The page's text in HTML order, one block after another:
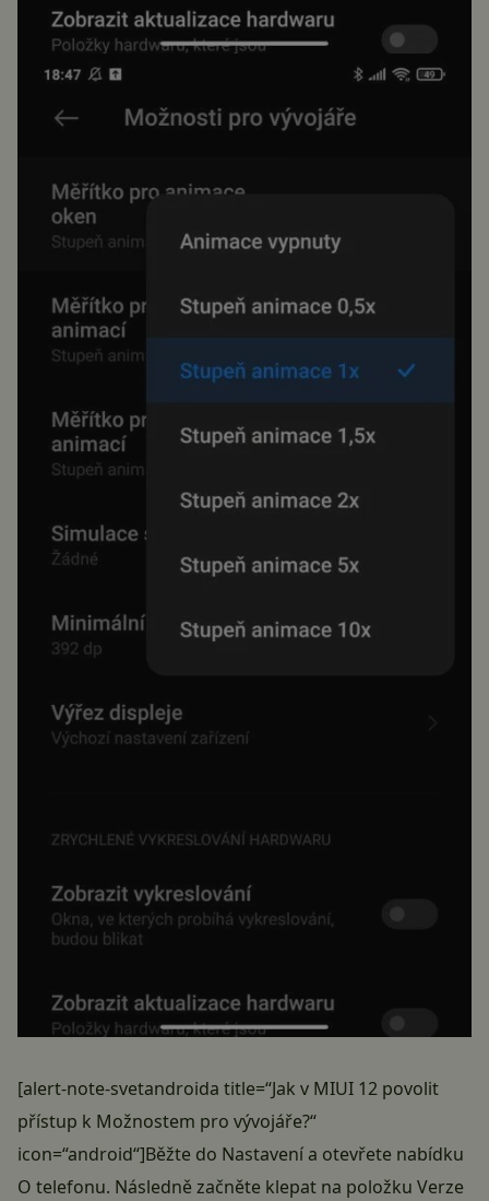
[alert-note-svetandroida title=“Jak v MIUI 12 povolit
přístup k Možnostem pro vývojáře?“
icon=“android“]Běžte do Nastavení a otevřete nabídku
O telefonu. Následně začněte klepat na položku Verze